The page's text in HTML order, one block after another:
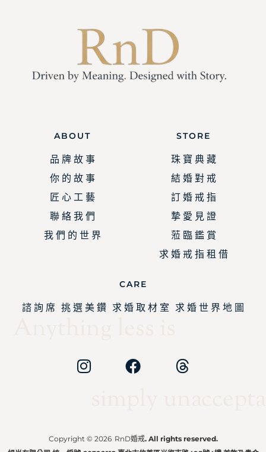
ABOUT
品 牌 故 事
你 的 故 事
匠 心 工 藝
聯 絡 我 們
我 們 的 世 界
STORE
珠 寶 典 藏
結 婚 對 戒
訂 婚 戒 指
摯 愛 見 證
蒞 臨 鑑 賞
求 婚 戒 指 租 借
CARE
諮 詢 席 挑 選 美 鑽 求 婚 取 材 室 求 婚 世 界 地 圖
Copyright © 2026 RnD婚戒. All rights reserved.